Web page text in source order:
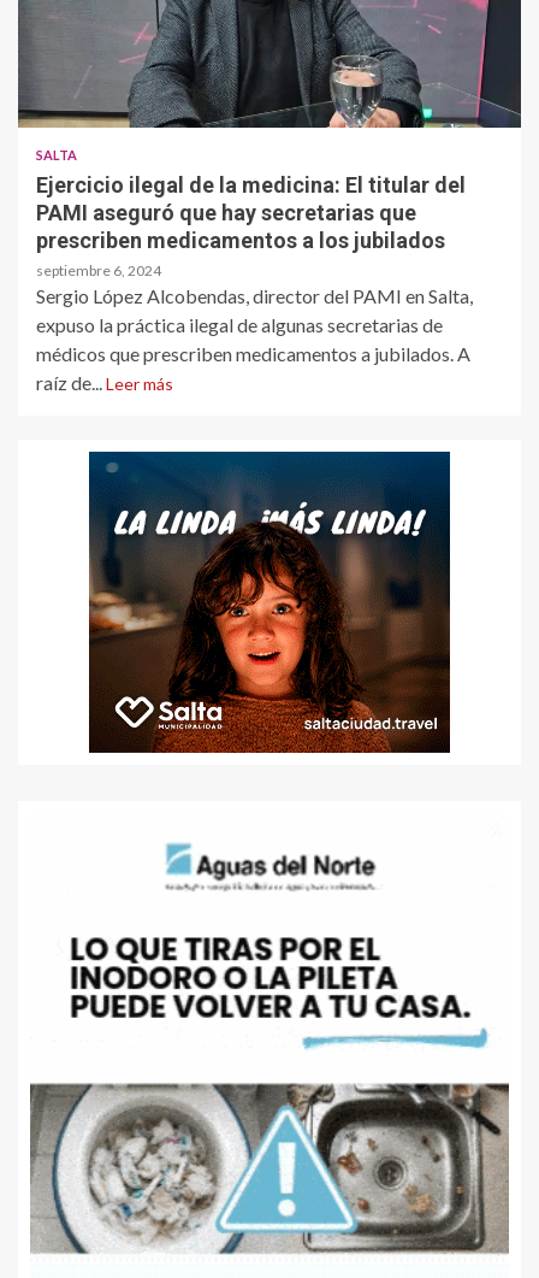
SALTA
Ejercicio ilegal de la medicina: El titular del
PAMI aseguró que hay secretarias que
prescriben medicamentos a los jubilados
septiembre 6, 2024
Sergio López Alcobendas, director del PAMI en Salta,
expuso la práctica ilegal de algunas secretarias de
médicos que prescriben medicamentos a jubilados. A
raíz de... Leer más